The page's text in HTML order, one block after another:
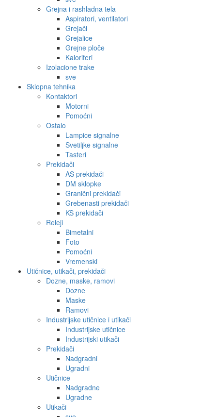
Grejna i rashladna tela
Aspiratori, ventilatori
Grejači
Grejalice
Grejne ploče
Kaloriferi
Izolacione trake
sve
Sklopna tehnika
Kontaktori
Motorni
Pomoćni
Ostalo
Lampice signalne
Svetiljke signalne
Tasteri
Prekidači
AS prekidači
DM sklopke
Granični prekidači
Grebenasti prekidači
KS prekidači
Releji
Bimetalni
Foto
Pomoćni
Vremenski
Utičnice, utikači, prekidači
Dozne, maske, ramovi
Dozne
Maske
Ramovi
Industrijske utičnice i utikači
Industrijske utičnice
Industrijski utikači
Prekidači
Nadgradni
Ugradni
Utičnice
Nadgradne
Ugradne
Utikači